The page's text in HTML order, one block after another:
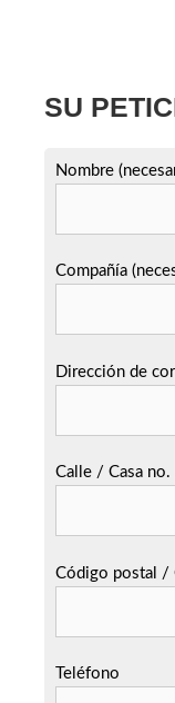
SU
Nombre
Compañía
Dirección de
Calle / Casa no.
Código postal /
Teléfono